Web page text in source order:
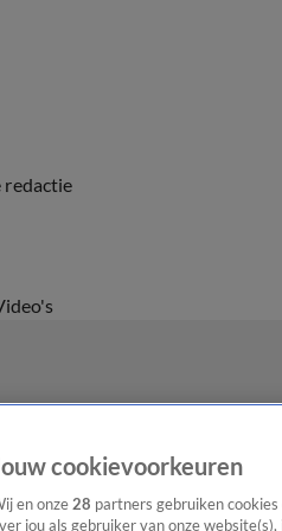
redactie
cookievoorkeuren
en onze 28 partners gebruiken
jou als gebruiker van onze